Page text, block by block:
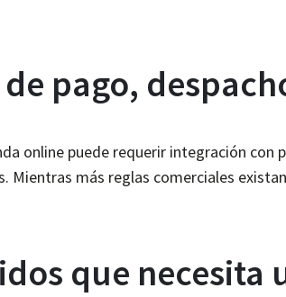
pago,
online puede requerir integración
Mientras más reglas comerciales
que necesita